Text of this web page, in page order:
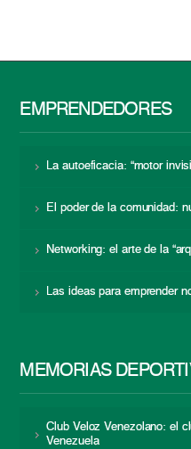
EMPRENDEDORES
La autoeficacia: “motor
El poder de la comunidad:
Networking: el arte de la
Las ideas para emprender
MEMORIAS
Club Veloz Venezolano: el
Venezuela